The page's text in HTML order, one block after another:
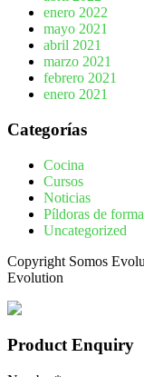
enero 2022
mayo 2021
abril 2021
marzo 2021
febrero 2021
enero 2021
Categorías
Cocina
Cursos
Noticias
Píldoras de
Uncategorized
Copyright Somos
Evolution
Product Enquiry